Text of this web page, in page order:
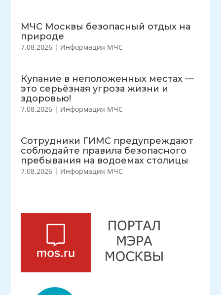
МЧС Москвы безопасный отдых на
природе
7.08.2026 | Информация МЧС
Купание в неположенных местах —
это серьёзная угроза жизни и
здоровью!
7.08.2026 | Информация МЧС
Сотрудники ГИМС предупреждают
соблюдайте правила безопасного
пребывания на водоемах столицы
7.08.2026 | Информация МЧС